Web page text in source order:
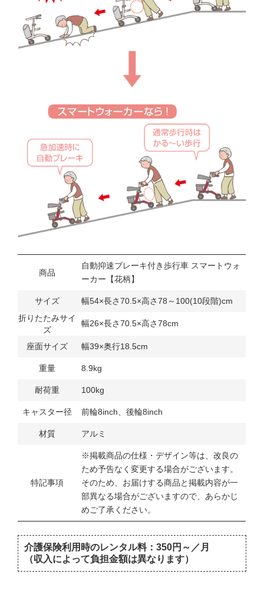
商品
自動抑速ブレーキ付き歩行車 スマートウォ
ーカー【花柄】
サイズ
幅54×長さ70.5×高さ78～100(10段階)cm
折りたたみサイ
ズ
幅26×長さ70.5×高さ78cm
座面サイズ 幅39×奥行18.5cm
重量 8.9kg
耐荷重 100kg
キャスター径 前輪8inch、後輪8inch
材質 アルミ
特記事項
※掲載商品の仕様・デザイン等は、改良の
ため予告なく変更する場合がございます。
そのため、お届けする商品と掲載内容が一
部異なる場合がございますので、あらかじ
めご了承ください。
​ 介護保険利用時のレンタル料：350円～／月
（収入によって負担金額は異なります）